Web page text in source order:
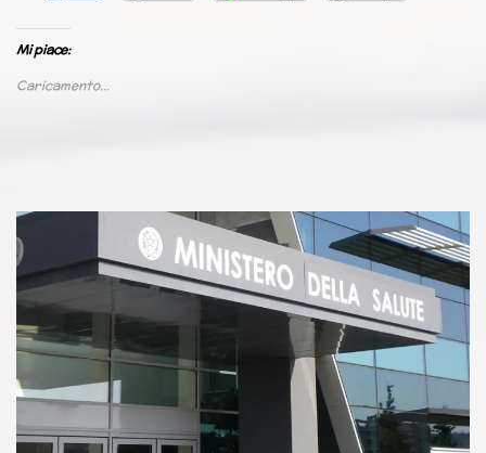
Mi piace:
Caricamento...